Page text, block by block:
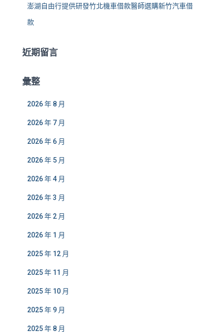
澎湖自由行提供研發竹北機車借款醫師選購新竹汽車借
款
近期留言
彙整
2026 年 8 月
2026 年 7 月
2026 年 6 月
2026 年 5 月
2026 年 4 月
2026 年 3 月
2026 年 2 月
2026 年 1 月
2025 年 12 月
2025 年 11 月
2025 年 10 月
2025 年 9 月
2025 年 8 月